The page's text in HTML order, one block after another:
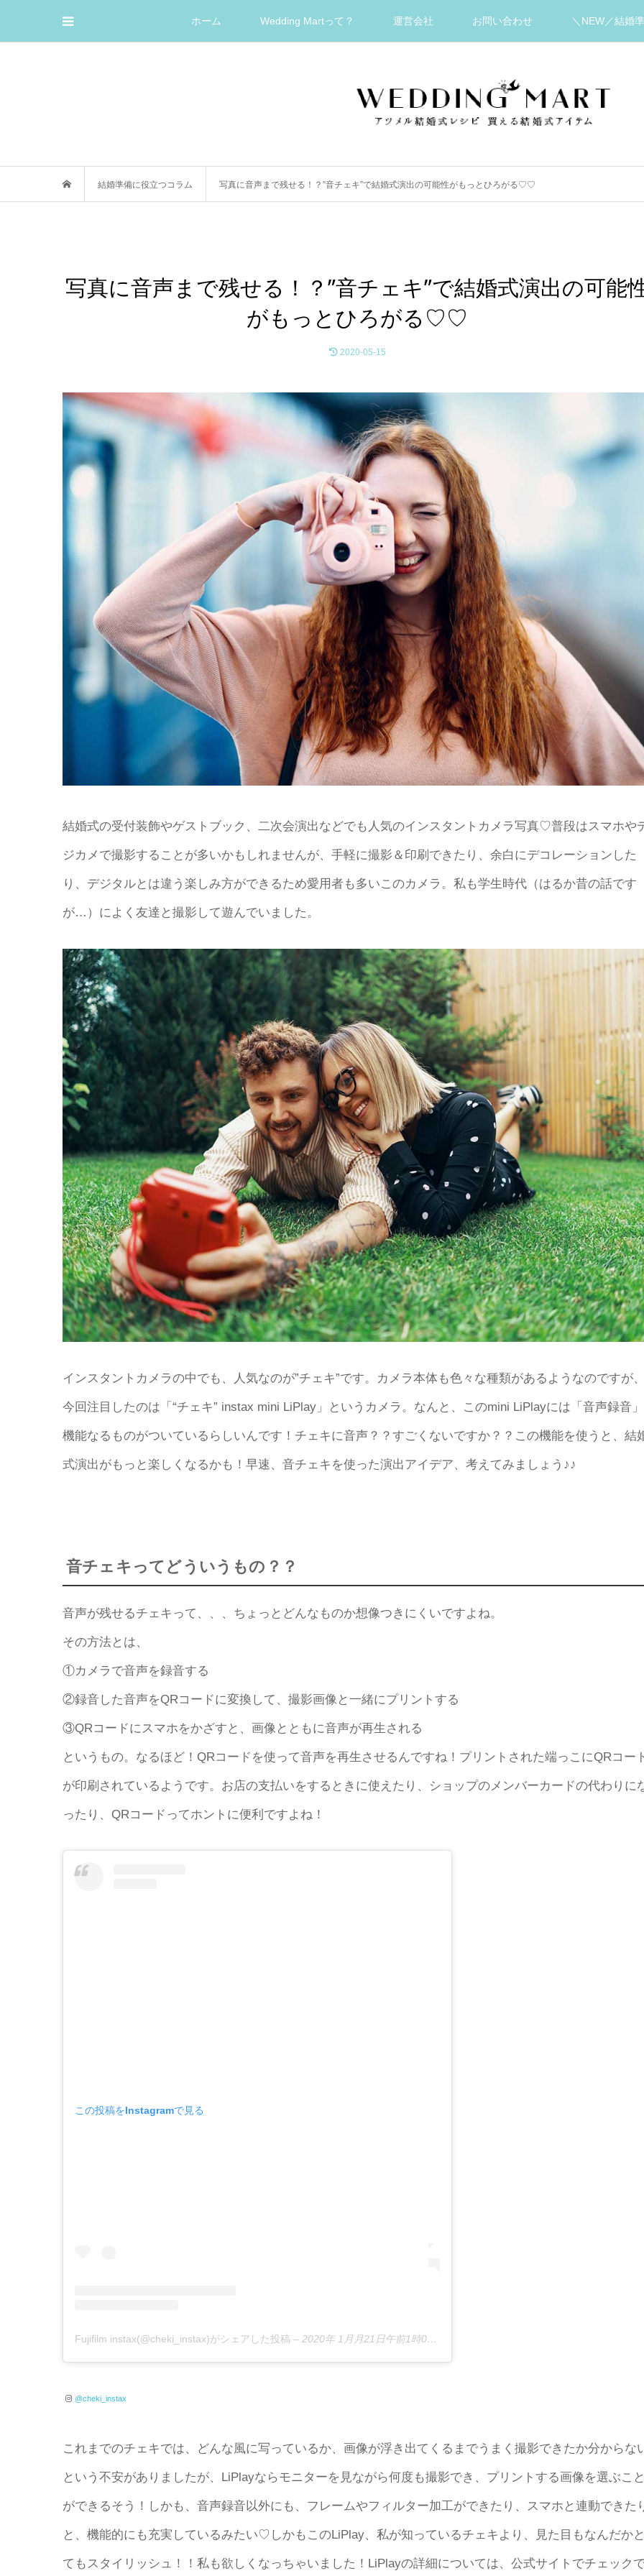
ホーム Wedding Martって？ 運営会社 お問い合わせ ＼NEW／結婚
結婚準備に役立つコラム 写真に音声まで残せる！？”音チェキ”で結婚式演出の可能性がもっとひろがる♡♡
写真に音声まで残せる！？”音チェキ”で結婚式演出の可能
がもっとひろがる♡♡
2020-05-15
結婚式の受付装飾やゲストブック、二次会演出などでも人気のインスタントカメラ写真♡普段はスマホや
ジカメで撮影することが多いかもしれませんが、手軽に撮影＆印刷できたり、余白にデコレーションした
り、デジタルとは違う楽しみ方ができるため愛用者も多いこのカメラ。私も学生時代（はるか昔の話です
が…）によく友達と撮影して遊んでいました。
インスタントカメラの中でも、人気なのが”チェキ”です。カメラ本体も色々な種類があるようなのですが
今回注目したのは「“チェキ” instax mini LiPlay」というカメラ。なんと、このmini LiPlayには「音声録音」
機能なるものがついているらしいんです！チェキに音声？？すごくないですか？？この機能を使うと、結
式演出がもっと楽しくなるかも！早速、音チェキを使った演出アイデア、考えてみましょう♪♪
音チェキってどういうもの？？
音声が残せるチェキって、、、ちょっとどんなものか想像つきにくいですよね。
その方法とは、
①カメラで音声を録音する
②録音した音声をQRコードに変換して、撮影画像と一緒にプリントする
③QRコードにスマホをかざすと、画像とともに音声が再生される
というもの。なるほど！QRコードを使って音声を再生させるんですね！プリントされた端っこにQRコー
が印刷されているようです。お店の支払いをするときに使えたり、ショップのメンバーカードの代わりに
ったり、QRコードってホントに便利ですよね！
この投稿をInstagramで見る
Fujifilm instax(@cheki_instax)がシェアした投稿 – 2020年 1月月21日午前1時03分PST
@cheki_instax
これまでのチェキでは、どんな風に写っているか、画像が浮き出てくるまでうまく撮影できたか分からな
という不安がありましたが、LiPlayならモニターを見ながら何度も撮影でき、プリントする画像を選ぶこ
ができるそう！しかも、音声録音以外にも、フレームやフィルター加工ができたり、スマホと連動できた
と、機能的にも充実しているみたい♡しかもこのLiPlay、私が知っているチェキより、見た目もなんだか
てもスタイリッシュ！！私も欲しくなっちゃいました！LiPlayの詳細については、公式サイトでチェック